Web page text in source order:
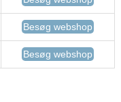
Besøg webshop
Besøg webshop